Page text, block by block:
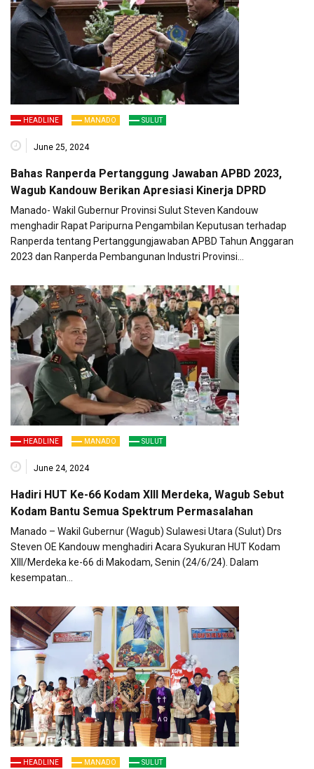
HEADLINE MANADO SULUT
June 25, 2024
Bahas Ranperda Pertanggung Jawaban APBD 2023,
Wagub Kandouw Berikan Apresiasi Kinerja DPRD
Manado- Wakil Gubernur Provinsi Sulut Steven Kandouw
menghadir Rapat Paripurna Pengambilan Keputusan terhadap
Ranperda tentang Pertanggungjawaban APBD Tahun Anggaran
2023 dan Ranperda Pembangunan Industri Provinsi…
HEADLINE MANADO SULUT
June 24, 2024
Hadiri HUT Ke-66 Kodam XIII Merdeka, Wagub Sebut
Kodam Bantu Semua Spektrum Permasalahan
Manado – Wakil Gubernur (Wagub) Sulawesi Utara (Sulut) Drs
Steven OE Kandouw menghadiri Acara Syukuran HUT Kodam
XIII/Merdeka ke-66 di Makodam, Senin (24/6/24). Dalam
kesempatan…
HEADLINE MANADO SULUT